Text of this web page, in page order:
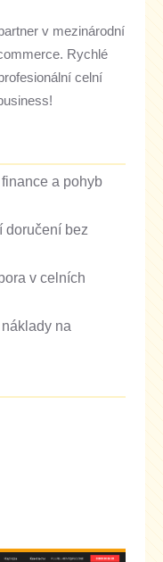
v mezinárodní
Rychlé
celní
a pohyb
doručení bez
v celních
na